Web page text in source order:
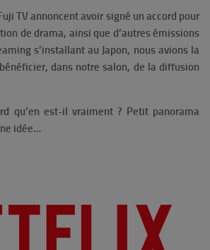
TV annoncent avoir signé un accord pour
de drama, ainsi que d’autres émissions
s’installant au Japon, nous avions la
dans notre salon, de la diffusion
qu’en est-il vraiment ? Petit panorama
idée…